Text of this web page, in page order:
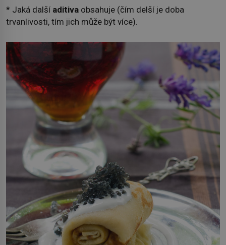
* Jaká další aditiva obsahuje (čím delší je doba
trvanlivosti, tím jich může být více).